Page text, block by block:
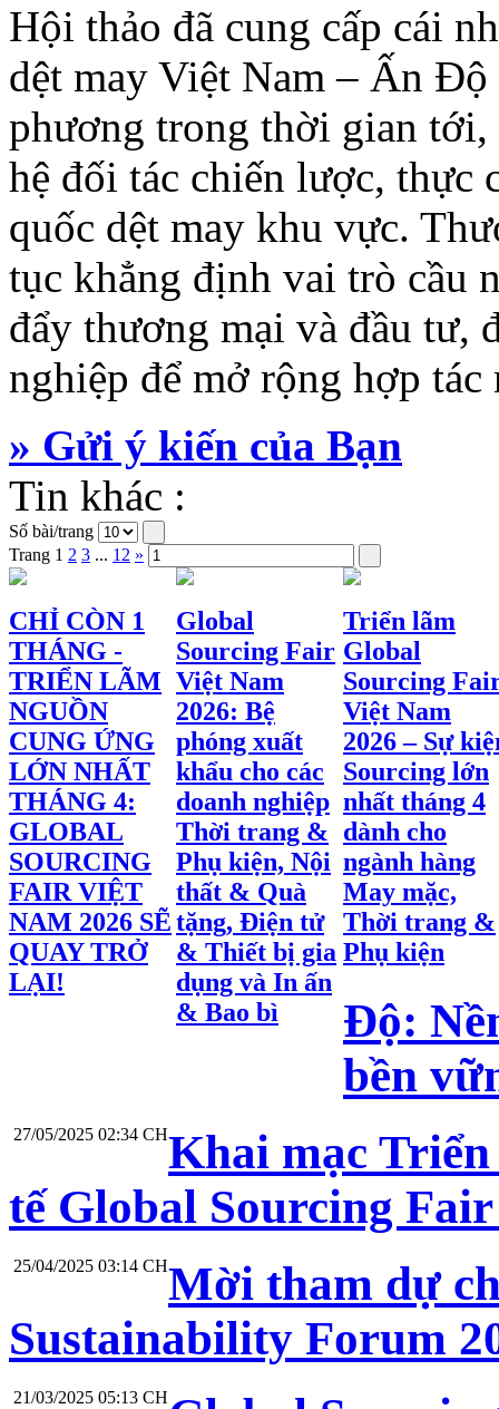
Hội thảo đã cung cấp cái
dệt may Việt Nam – Ấn
phương trong thời gian tới,
hệ đối tác chiến lược, thực
quốc dệt may khu vực.
tục khẳng định vai trò cầu
đẩy thương mại và đầu tư,
nghiệp để mở rộng hợp tác
» Gửi ý kiến của Bạn
Tin khác :
Số bài/trang
Trang 1 2 3 ... 12 »
CHỈ CÒN 1
THÁNG -
TRIỂN LÃM
NGUỒN
CUNG ỨNG
LỚN NHẤT
THÁNG 4:
GLOBAL
SOURCING
FAIR VIỆT
NAM 2026 SẼ
QUAY TRỞ
LẠI!
Global
Sourcing Fair
Việt Nam
2026: Bệ
phóng xuất
khẩu cho các
doanh nghiệp
Thời trang &
Phụ kiện, Nội
thất & Quà
tặng, Điện tử
& Thiết bị gia
dụng và In ấn
& Bao bì
Triển lãm
Global
Sourcing
Việt Nam
2026 – Sự
Sourcing lớn
nhất tháng 4
dành cho
ngành hàng
May mặc,
Thời trang &
Phụ kiện
Độ:
bền
27/05/2025 02:34 CHKhai mạc
tế Global Sourcing
25/04/2025 03:14 CHMời tham dự
Sustainability Forum
21/03/2025 05:13 CH